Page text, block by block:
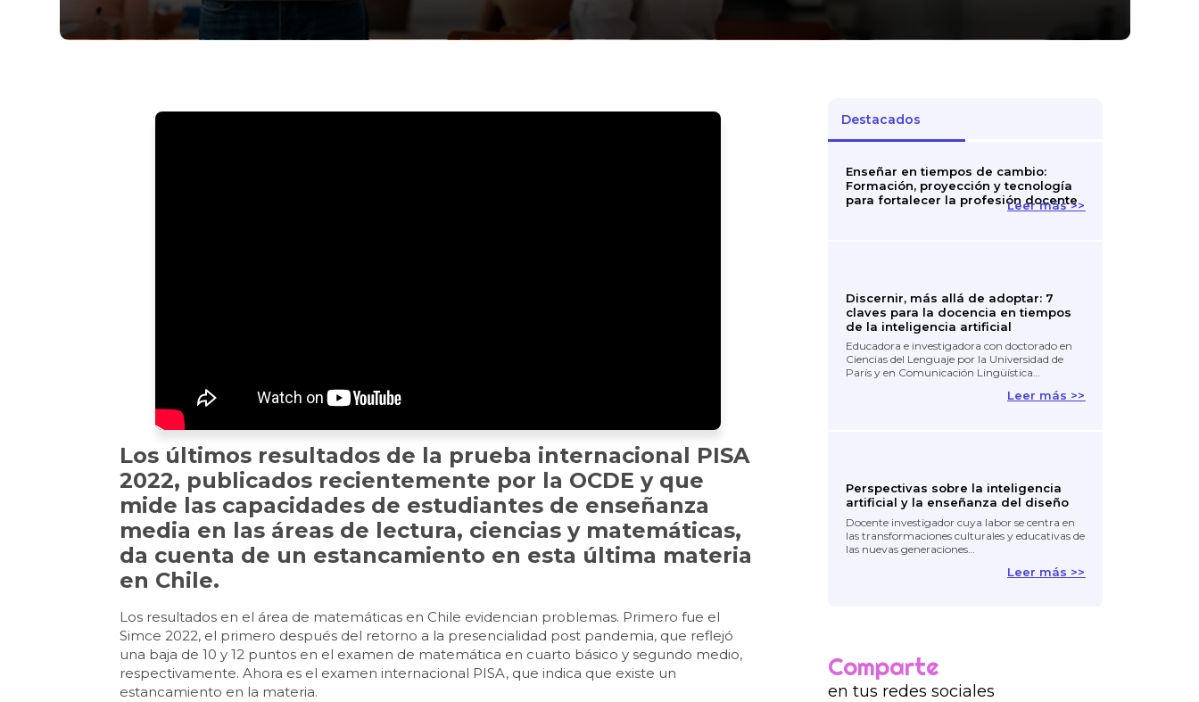
Los últimos resultados de la prueba internacional PISA
2022, publicados recientemente por la OCDE y que
mide las capacidades de estudiantes de enseñanza
media en las áreas de lectura, ciencias y matemáticas,
da cuenta de un estancamiento en esta última materia
en Chile.
Los resultados en el área de matemáticas en Chile evidencian problemas. Primero fue el
Simce 2022, el primero después del retorno a la presencialidad post pandemia, que reflejó
una baja de 10 y 12 puntos en el examen de matemática en cuarto básico y segundo medio,
respectivamente. Ahora es el examen internacional PISA, que indica que existe un
estancamiento en la materia.
Destacados
Enseñar en tiempos de cambio:
Formación, proyección y tecnología
para fortalecer la profesión docente
Leer más >>
Discernir, más allá de adoptar: 7
claves para la docencia en tiempos
de la inteligencia artificial
Educadora e investigadora con doctorado en
Ciencias del Lenguaje por la Universidad de
París y en Comunicación Lingüística…
Leer más >>
Perspectivas sobre la inteligencia
artificial y la enseñanza del diseño
Docente investigador cuya labor se centra en
las transformaciones culturales y educativas de
las nuevas generaciones…
Leer más >>
Comparte
en tus redes sociales